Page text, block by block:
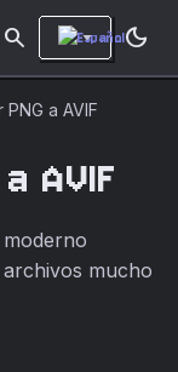
search dark_mode
a AVIF
AVIF
mucho